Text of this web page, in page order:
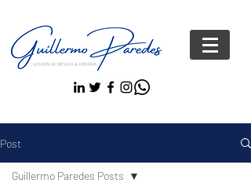
Post
Guillermo Paredes Posts